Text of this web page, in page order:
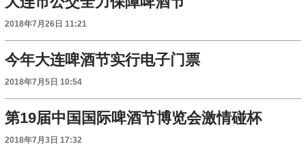
2018年7月26日 11:21
今年大连啤酒节实行电子门票
2018年7月5日 10:54
第19届中国国际啤酒节博览会激情碰杯
2018年7月3日 17:32